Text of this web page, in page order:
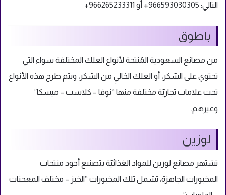
التالي:
باطوق
من مصانع السعودية المُنتجة لأنواع العلك المختلفة سواء التي
تحتوي على السّكر، أو العلك الخاليِ من السّكر، ويتم طرح هذه الأنواع
تحت علامات تجاريّة مختلفة منها “نوفا – كلاست – ميسكا”
وغيرهم.
لوزين
تشتهر مصانع لوزين للمواد الغذائيّة بتصنيع أجود منتجات
المخبوزات الجاهزة، تشمل تلك المخبوزات “الخبز – مختلف المعجنات